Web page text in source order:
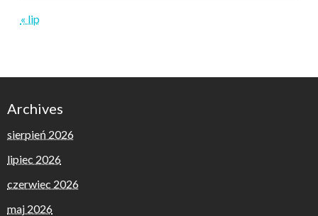
« lip
Archives
sierpień 2026
lipiec 2026
czerwiec 2026
maj 2026